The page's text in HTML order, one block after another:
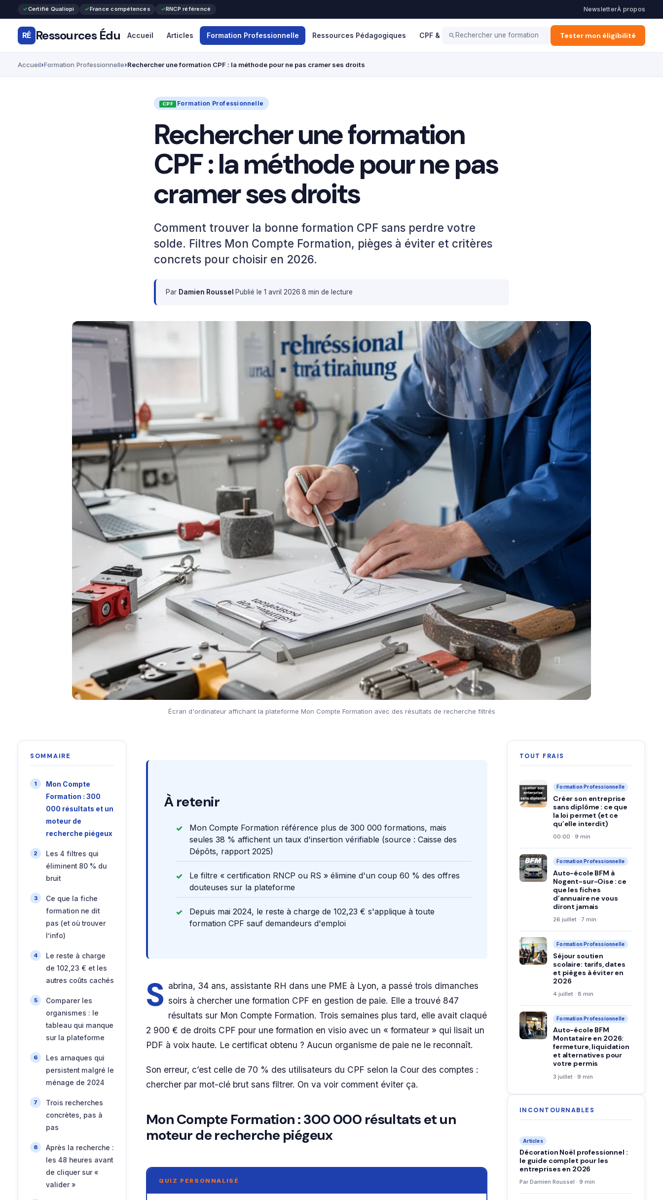
Certifié Qualiopi France compétences RNCP référencé NewsletterÀ propos
RÉ Ressources Édu Accueil Articles Formation Professionnelle Ressources Pédagogiques CPF & Financement E-learning Métiers & Carrières
Rechercher une formation Tester mon éligibilité
Accueil Formation Professionnelle Rechercher une formation CPF : la méthode pour ne pas cramer ses droits
Formation Professionnelle
Rechercher une formation
CPF : la méthode pour ne pas
cramer ses droits
Comment trouver la bonne formation CPF sans perdre votre
solde. Filtres Mon Compte Formation, pièges à éviter et critères
concrets pour choisir en 2026.
Par Damien Roussel ·Publié le 1 avril 2026·8 min de lecture
Écran d'ordinateur affichant la plateforme Mon Compte Formation avec des résultats de recherche filtrés
SOMMAIRE
Mon Compte
Formation : 300
000 résultats et un
moteur de
recherche piégeux
Les 4 filtres qui
éliminent 80 % du
bruit
Ce que la fiche
formation ne dit
pas (et où trouver
l’info)
Le reste à charge
de 102,23 € et les
autres coûts cachés
Comparer les
organismes : le
tableau qui manque
sur la plateforme
Les arnaques qui
persistent malgré le
ménage de 2024
Trois recherches
concrètes, pas à
pas
Après la recherche :
les 48 heures avant
de cliquer sur «
valider »
À retenir
Mon Compte Formation référence plus de 300 000 formations, mais
seules 38 % affichent un taux d'insertion vérifiable (source : Caisse des
Dépôts, rapport 2025)
Le filtre « certification RNCP ou RS » élimine d'un coup 60 % des offres
douteuses sur la plateforme
Depuis mai 2024, le reste à charge de 102,23 € s'applique à toute
formation CPF sauf demandeurs d'emploi
S abrina, 34 ans, assistante RH dans une PME à Lyon, a passé trois dimanches
soirs à chercher une formation CPF en gestion de paie. Elle a trouvé 847
résultats sur Mon Compte Formation. Trois semaines plus tard, elle avait claqué
2 900 € de droits CPF pour une formation en visio avec un « formateur » qui lisait un
PDF à voix haute. Le certificat obtenu ? Aucun organisme de paie ne le reconnaît.
Son erreur, c’est celle de 70 % des utilisateurs du CPF selon la Cour des comptes :
chercher par mot-clé brut sans filtrer. On va voir comment éviter ça.
Mon Compte Formation : 300 000 résultats et un
moteur de recherche piégeux
QUIZ PERSONNALISÉ
TOUT FRAIS
Formation Professionnelle
Créer son entreprise
sans diplôme : ce que
la loi permet (et ce
qu’elle interdit)
00:00 · 9 min
Formation Professionnelle
Auto-école BFM à
Nogent-sur-Oise : ce
que les fiches
d’annuaire ne vous
diront jamais
26 juillet · 7 min
Formation Professionnelle
Séjour soutien
scolaire: tarifs, dates
et pièges à éviter en
2026
4 juillet · 8 min
Formation Professionnelle
Auto-école BFM
Montataire en 2026:
fermeture, liquidation
et alternatives pour
votre permis
3 juillet · 9 min
INCONTOURNABLES
Articles
Décoration Noël professionnel :
le guide complet pour les
entreprises en 2026
Par Damien Roussel · 9 min